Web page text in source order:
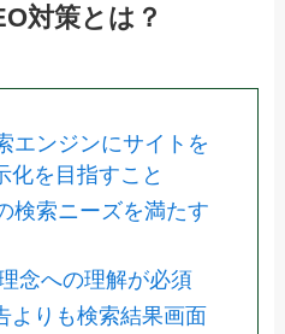
対策とは？
エンジンにサイトを
化を目指すこと
検索ニーズを満たす
念への理解が必須
よりも検索結果画面